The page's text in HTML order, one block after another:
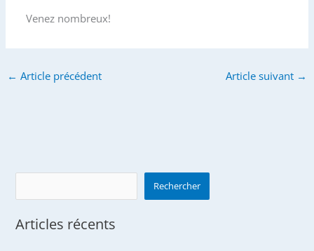
Venez nombreux!
← Article précédent Article suivant →
Rechercher
Articles récents